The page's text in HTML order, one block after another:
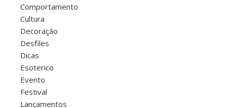
Comportamento
Cultura
Decoração
Desfiles
Dicas
Esoterico
Evento
Festival
Lançamentos